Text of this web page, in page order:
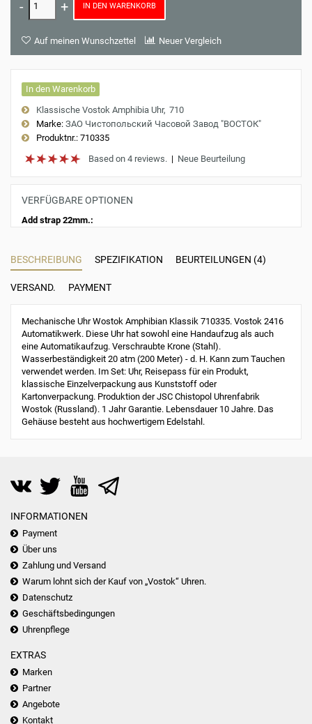
IN DEN WARENKORB
Auf meinen Wunschzettel Neuer Vergleich
In den Warenkorb
Klassische Vostok Amphibia Uhr 710
Marke: ЗАО Чистопольский Часовой Завод "ВОСТОК"
Produktnr.: 710335
Based on 4 reviews. | Neue Beurteilung
VERFÜGBARE OPTIONEN
Add strap 22mm.:
BESCHREIBUNG SPEZIFIKATION BEURTEILUNGEN (4)
VERSAND. PAYMENT
Mechanische Uhr Wostok Amphibian Klassik 710335. Vostok 2416
Automatikwerk. Diese Uhr hat sowohl eine Handaufzug als auch
eine Automatikaufzug. Verschraubte Krone (Stahl).
Wasserbeständigkeit 20 atm (200 Meter) - d. H. Kann zum Tauchen
verwendet werden. Im Set: Uhr, Reisepass für ein Produkt,
klassische Einzelverpackung aus Kunststoff oder
Kartonverpackung. Produktion der JSC Chistopol Uhrenfabrik
Wostok (Russland). 1 Jahr Garantie. Lebensdauer 10 Jahre. Das
Gehäuse besteht aus hochwertigem Edelstahl.
INFORMATIONEN
Payment
Über uns
Zahlung und Versand
Warum lohnt sich der Kauf von „Vostok“ Uhren.
Datenschutz
Geschäftsbedingungen
Uhrenpflege
EXTRAS
Marken
Partner
Angebote
Kontakt